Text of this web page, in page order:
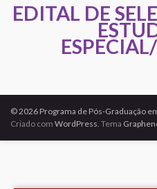
EDITAL DE
© 2026 Programa de Pós-Graduação
Criado com WordPress . Tema